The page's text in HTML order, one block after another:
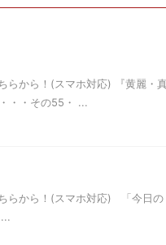
らから！(スマホ対応) 『黄麗・
・・その55・ ...
らから！(スマホ対応) 「今日の